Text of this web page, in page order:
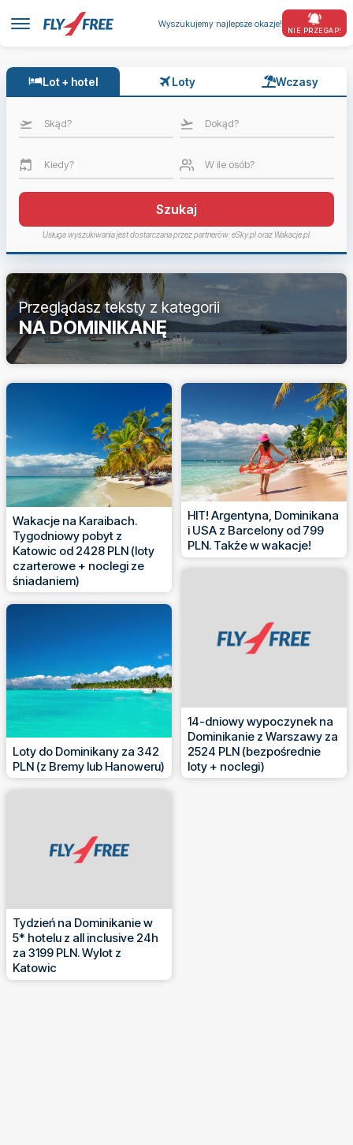
Wyszukujemy najlepsze okazje!
NIE PRZEGAP!
Lot + hotel Loty Wczasy
Skąd? Dokąd?
Kiedy? W ile osób?
Szukaj
Usługa wyszukiwania jest dostarczana przez partnerów: eSky.pl oraz Wakacje.pl.
Przeglądasz teksty z kategorii
NA DOMINIKANĘ
Wakacje na Karaibach.
Tygodniowy pobyt z
Katowic od 2428 PLN (loty
czarterowe + noclegi ze
śniadaniem)
HIT! Argentyna, Dominikana
i USA z Barcelony od 799
PLN. Także w wakacje!
Loty do Dominikany za 342
PLN (z Bremy lub Hanoweru)
14-dniowy wypoczynek na
Dominikanie z Warszawy za
2524 PLN (bezpośrednie
loty + noclegi)
Tydzień na Dominikanie w
5* hotelu z all inclusive 24h
za 3199 PLN. Wylot z
Katowic